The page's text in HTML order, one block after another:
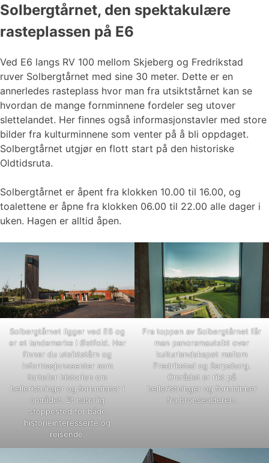
Solbergtårnet, den spektakulære
rasteplassen på E6
Ved E6 langs RV 100 mellom Skjeberg og Fredrikstad
ruver Solbergtårnet med sine 30 meter. Dette er en
annerledes rasteplass hvor man fra utsiktstårnet kan se
hvordan de mange fornminnene fordeler seg utover
slettelandet. Her finnes også informasjonstavler med store
bilder fra kulturminnene som venter på å bli oppdaget.
Solbergtårnet utgjør en flott start på den historiske
Oldtidsruta.
Solbergtårnet er åpent fra klokken 10.00 til 16.00, og
toalettene er åpne fra klokken 06.00 til 22.00 alle dager i
uken. Hagen er alltid åpen.
Solbergtårnet ligger ved E6 og
er et landemerke i Østfold. Her
finner du utsiktstårn og
informasjonssenter som
forteller historien om
helleristninger og fornminner i
området. Et naturlig
stoppested for både
historieinteresserte og
reisende.
Fra toppen av Solbergtårnet får
man panoramautsikt over
kulturlandskapet mellom
Fredrikstad og Sarpsborg.
Området er rikt på
helleristninger og fornminner
fra bronsealderen.